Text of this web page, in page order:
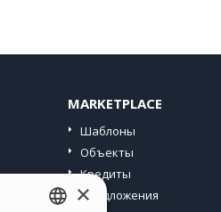
MARKETPLACE
Шаблоны
Объекты
Кредиты
Предложения
×